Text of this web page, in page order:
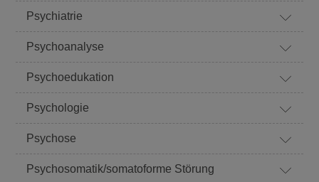
Psychiatrie
Psychoanalyse
Psychoedukation
Psychologie
Psychose
Psychosomatik/somatoforme Störung